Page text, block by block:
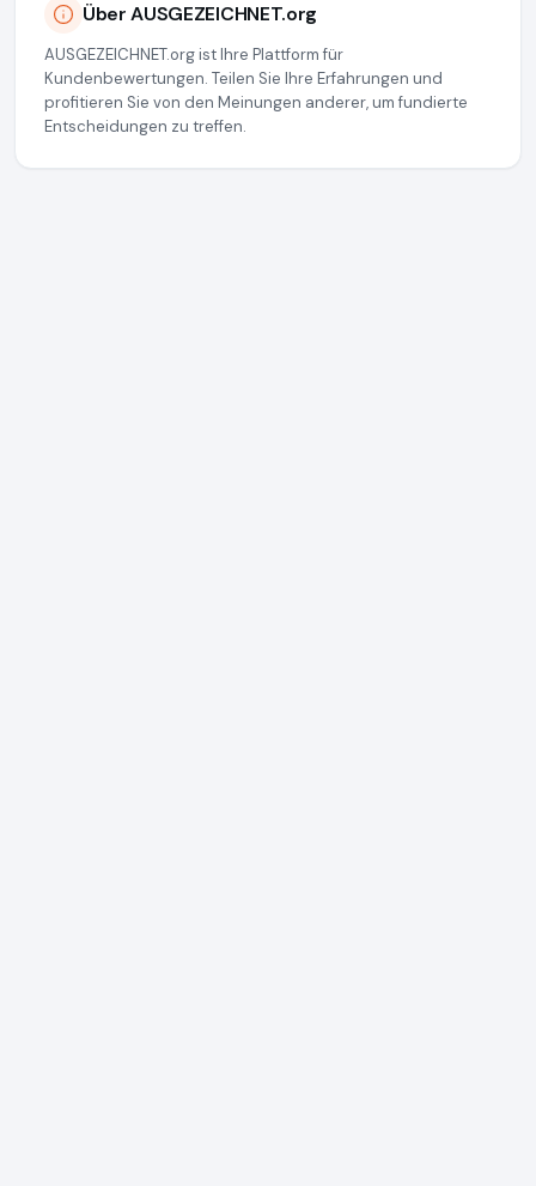
Über AUSGEZEICHNET.org
AUSGEZEICHNET.org ist Ihre Plattform für
Kundenbewertungen. Teilen Sie Ihre Erfahrungen und
profitieren Sie von den Meinungen anderer, um fundierte
Entscheidungen zu treffen.